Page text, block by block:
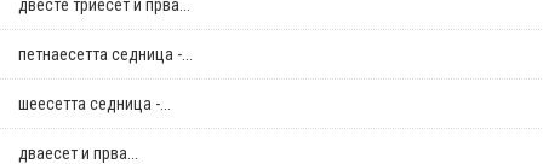
двестe триесет и прва...
петнаесетта седница -...
шеесетта седница -...
дваесет и прва...